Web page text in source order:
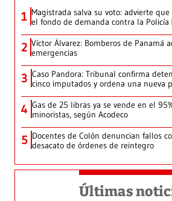
1 Magistrada salva su voto: advierte
el fondo de demanda contra la Policía
2 Víctor Álvarez: Bomberos de Panamá
emergencias
3 Caso Pandora: Tribunal confirma
cinco imputados y ordena una nueva
4 Gas de 25 libras ya se vende en el
minoristas, según Acodeco
5 Docentes de Colón denuncian fallos
desacato de órdenes de reintegro
Últimas